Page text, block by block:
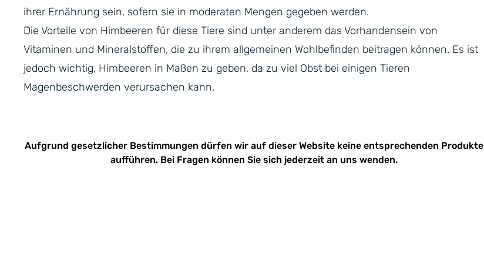
ihrer Ernährung sein, sofern sie in moderaten Mengen gegeben werden.
Die Vorteile von Himbeeren für diese Tiere sind unter anderem das Vorhandensein von
Vitaminen und Mineralstoffen, die zu ihrem allgemeinen Wohlbefinden beitragen können. Es ist
jedoch wichtig, Himbeeren in Maßen zu geben, da zu viel Obst bei einigen Tieren
Magenbeschwerden verursachen kann.
Aufgrund gesetzlicher Bestimmungen dürfen wir auf dieser Website keine entsprechenden Produkte
aufführen. Bei Fragen können Sie sich jederzeit an uns wenden.